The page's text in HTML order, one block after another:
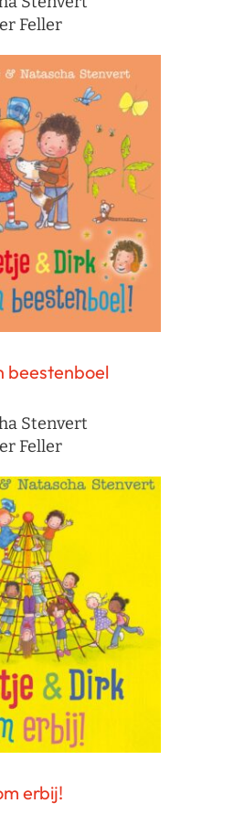
Feller
beestenboel
Stenvert
Feller
erbij!